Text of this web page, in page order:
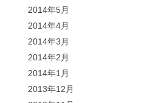
2014年5月
2014年4月
2014年3月
2014年2月
2014年1月
2013年12月